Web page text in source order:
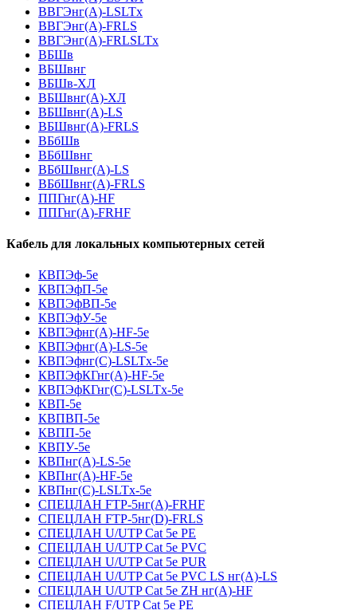
ВВГЭнг(А)-LSLTx
ВВГЭнг(А)-FRLS
ВВГЭнг(А)-FRLSLTx
ВБШв
ВБШвнг
ВБШв-ХЛ
ВБШвнг(A)-ХЛ
ВБШвнг(A)-LS
ВБШвнг(A)-FRLS
ВБбШв
ВБбШвнг
ВБбШвнг(A)-LS
ВБбШвнг(A)-FRLS
ППГнг(А)-HF
ППГнг(А)-FRHF
Кабель для локальных компьютерных сетей
КВПЭф-5е
КВПЭфП-5е
КВПЭфВП-5е
КВПЭфУ-5е
КВПЭфнг(А)-HF-5е
КВПЭфнг(А)-LS-5е
КВПЭфнг(С)-LSLTx-5е
КВПЭфКГнг(А)-HF-5е
КВПЭфКГнг(С)-LSLTx-5е
КВП-5е
КВПВП-5е
КВПП-5е
КВПУ-5е
КВПнг(А)-LS-5е
КВПнг(А)-HF-5е
КВПнг(С)-LSLTx-5е
СПЕЦЛАН FTP-5нг(А)-FRHF
СПЕЦЛАН FTP-5нг(D)-FRLS
СПЕЦЛАН U/UTP Cat 5e PE
СПЕЦЛАН U/UTP Cat 5e PVC
СПЕЦЛАН U/UTP Cat 5e PUR
СПЕЦЛАН U/UTP Cat 5e PVC LS нг(А)-LS
СПЕЦЛАН U/UTP Cat 5e ZH нг(А)-HF
СПЕЦЛАН F/UTP Cat 5e PE